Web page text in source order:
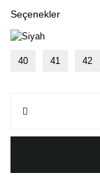
Seçenekler
40 41 42